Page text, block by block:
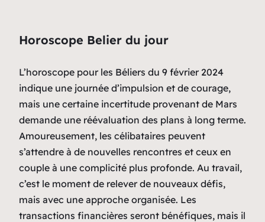
Horoscope Belier du jour
L’horoscope pour les Béliers du 9 février 2024
indique une journée d’impulsion et de courage,
mais une certaine incertitude provenant de Mars
demande une réévaluation des plans à long terme.
Amoureusement, les célibataires peuvent
s’attendre à de nouvelles rencontres et ceux en
couple à une complicité plus profonde. Au travail,
c’est le moment de relever de nouveaux défis,
mais avec une approche organisée. Les
transactions financières seront bénéfiques, mais il